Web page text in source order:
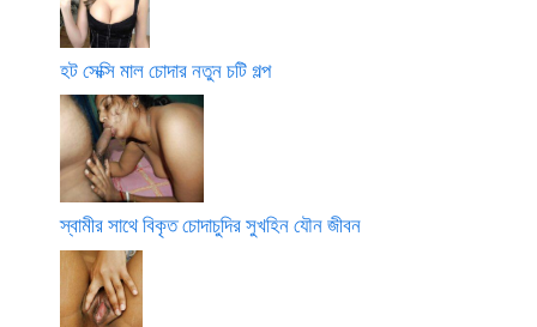
হট সেক্সি মাল চোদার নতুন চটি গল্প
স্বামীর সাথে বিকৃত চোদাচুদির সুখহিন যৌন জীবন